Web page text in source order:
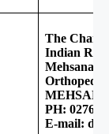
The
Indian Red
Mehsana
Orthopedic
PH: 02762-
E-mail: